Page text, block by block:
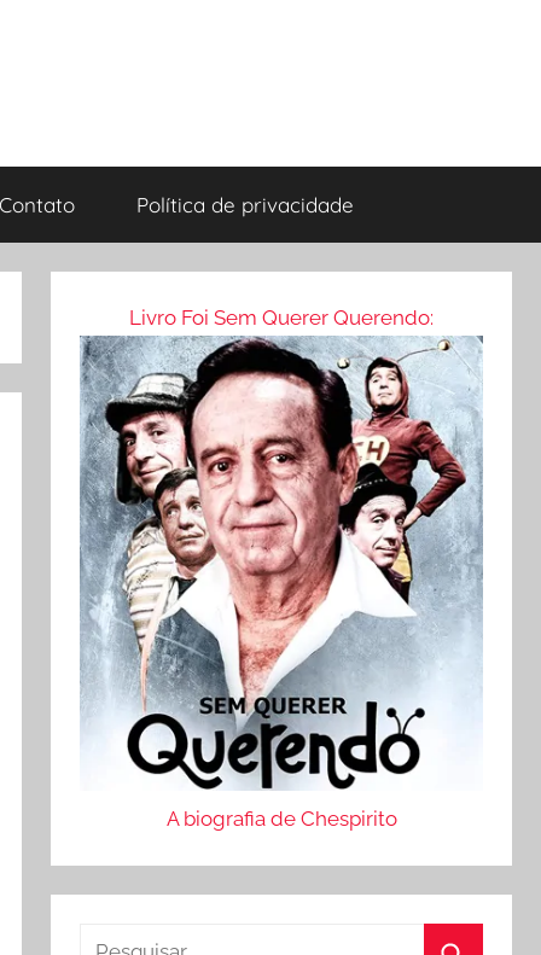
Contato Política de privacidade
Livro Foi Sem Querer Querendo:
A biografia de Chespirito
Pesquisar